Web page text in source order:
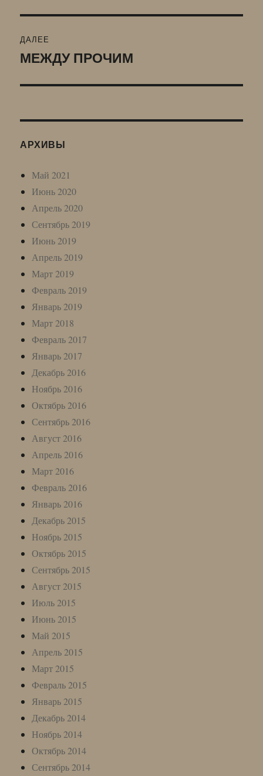
ДАЛЕЕ
Следующая
МЕЖДУ ПРОЧИМ
АРХИВЫ
Май 2021
Июнь 2020
Апрель 2020
Сентябрь 2019
Июнь 2019
Апрель 2019
Март 2019
Февраль 2019
Январь 2019
Март 2018
Февраль 2017
Январь 2017
Декабрь 2016
Ноябрь 2016
Октябрь 2016
Сентябрь 2016
Август 2016
Апрель 2016
Март 2016
Февраль 2016
Январь 2016
Декабрь 2015
Ноябрь 2015
Октябрь 2015
Сентябрь 2015
Август 2015
Июль 2015
Июнь 2015
Май 2015
Апрель 2015
Март 2015
Февраль 2015
Январь 2015
Декабрь 2014
Ноябрь 2014
Октябрь 2014
Сентябрь 2014